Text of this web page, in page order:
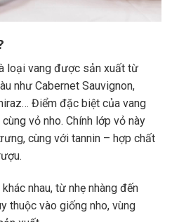
loại vang được sản xuất từ
như Cabernet Sauvignon,
Điểm đặc biệt của vang
vỏ nho. Chính lớp vỏ này
cùng với tannin – hợp chất
nhau, từ nhẹ nhàng đến
thuộc vào giống nho, vùng